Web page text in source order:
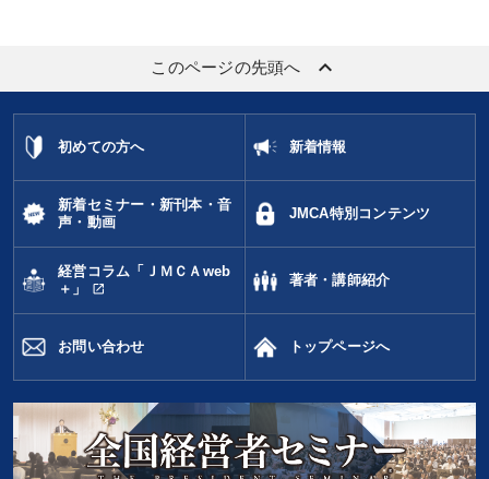
このページの先頭へ keyboard_arrow_up
初めての方へ 新着情報
新着セミナー・新刊本・音
声・動画
JMCA特別コンテンツ
経営コラム「ＪＭＣＡweb
＋」
open_in_new
著者・講師紹介
お問い合わせ トップページへ